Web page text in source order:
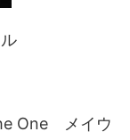
One メイウ